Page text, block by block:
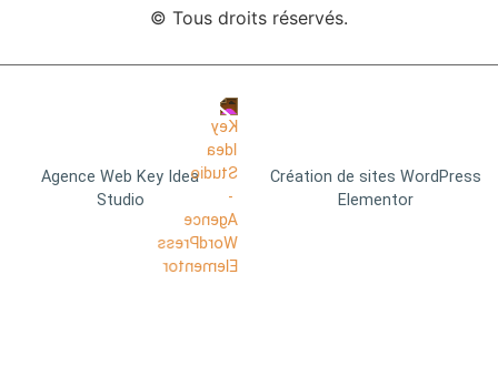
© Tous droits réservés.
Agence Web Key Idea
Studio
Création de sites WordPress
Elementor